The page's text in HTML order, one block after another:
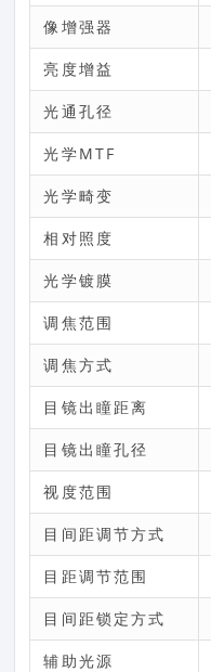
像增强器
亮度增益
光通孔径
光学MTF
光学畸变
相对照度
光学镀膜
调焦范围
调焦方式
目镜出瞳距离
目镜出瞳孔径
视度范围
目间距调节方式
目距调节范围
目间距锁定方式
辅助光源